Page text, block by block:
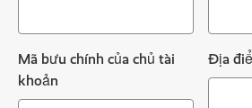
Mã bưu chính của chủ tài
khoản
Địa